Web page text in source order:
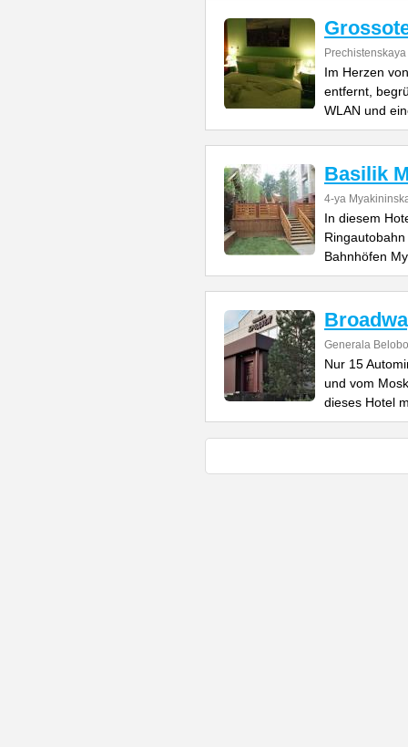
Im Herzen
entfernt,
WLAN und
Basilik
4-ya
In diesem
Bahnhöfen
Generala
Nur 15
und vom
dieses Hotel